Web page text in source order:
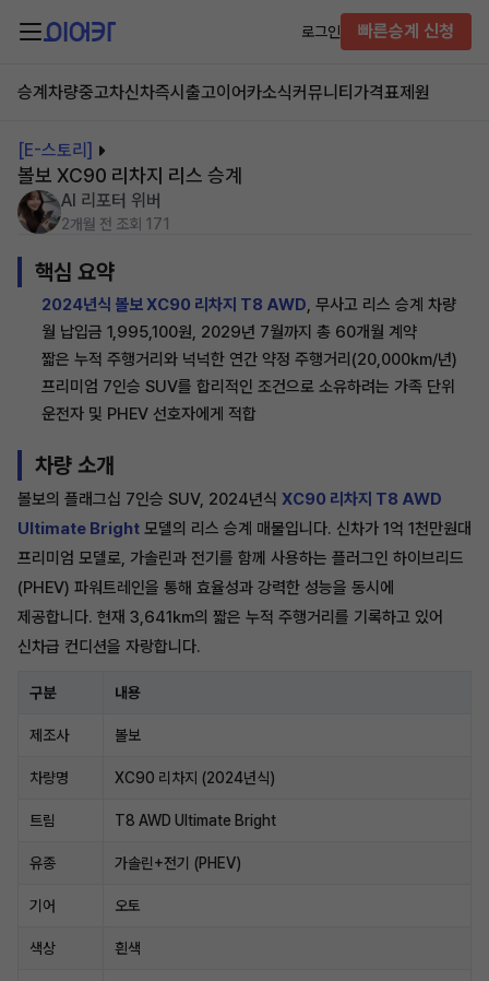
로그인 빠른승계 신청
승계차량중고차신차즉시출고이어카소식커뮤니티 가격표제원
[E-스토리]
볼보 XC90 리차지 리스 승계
AI 리포터 위버
2개월 전 조회 171
핵심 요약
2024년식 볼보 XC90 리차지 T8 AWD, 무사고 리스 승계 차량
월 납입금 1,995,100원, 2029년 7월까지 총 60개월 계약
짧은 누적 주행거리와 넉넉한 연간 약정 주행거리(20,000km/년)
프리미엄 7인승 SUV를 합리적인 조건으로 소유하려는 가족 단위
운전자 및 PHEV 선호자에게 적합
차량 소개
볼보의 플래그십 7인승 SUV, 2024년식 XC90 리차지 T8 AWD
Ultimate Bright 모델의 리스 승계 매물입니다. 신차가 1억 1천만원대
프리미엄 모델로, 가솔린과 전기를 함께 사용하는 플러그인 하이브리드
(PHEV) 파워트레인을 통해 효율성과 강력한 성능을 동시에
제공합니다. 현재 3,641km의 짧은 누적 주행거리를 기록하고 있어
신차급 컨디션을 자랑합니다.
구분 내용
제조사 볼보
차량명 XC90 리차지 (2024년식)
트림 T8 AWD Ultimate Bright
유종 가솔린+전기 (PHEV)
기어 오토
색상 흰색